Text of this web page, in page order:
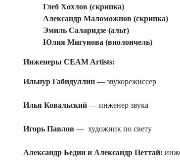
Глеб Хохлов (скрипка)
Александр Маломожнов (скрипка)
Эмиль Саларидзе (альт)
Юлия Мигунова (виолончель)
Инженеры CEAM Artists:
Ильнур Габидуллин — звукорежиссер
Илья Ковальский — инженер звука
Игорь Павлов — художник по свету
Александр Бедин и Александр Петтай: